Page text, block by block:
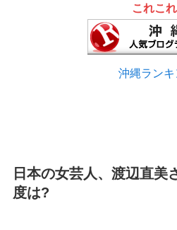
これこ
沖縄ラン
日本の女芸人、渡辺直美
度は?